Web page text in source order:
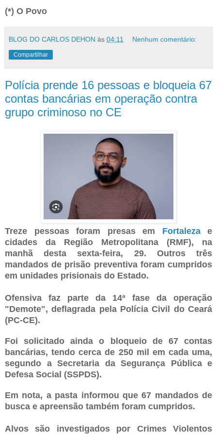
(*) O Povo
BLOG DO CARLOS DEHON às 04:11 Nenhum comentário:
Compartilhar
Polícia prende 16 pessoas e bloqueia 67
contas bancárias em operação contra
grupo criminoso no CE
Treze pessoas foram presas em Fortaleza e
cidades da Região Metropolitana (RMF), na
manhã desta sexta-feira, 29. Outros três
mandados de prisão preventiva foram cumpridos
em unidades prisionais do Estado.
Ofensiva faz parte da 14ª fase da operação
"Demote", deflagrada pela Polícia Civil do Ceará
(PC-CE).
Foi solicitado ainda o bloqueio de 67 contas
bancárias, tendo cerca de 250 mil em cada uma,
segundo a Secretaria da Segurança Pública e
Defesa Social (SSPDS).
Em nota, a pasta informou que 67 mandados de
busca e apreensão também foram cumpridos.
Alvos são investigados por Crimes Violentos